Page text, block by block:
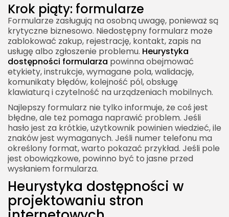
Krok piąty: formularze
Formularze zasługują na osobną uwagę, ponieważ są
krytyczne biznesowo. Niedostępny formularz może
zablokować zakup, rejestrację, kontakt, zapis na
usługę albo zgłoszenie problemu. Heurystyka
dostępności formularza powinna obejmować
etykiety, instrukcje, wymagane pola, walidację,
komunikaty błędów, kolejność pól, obsługę
klawiaturą i czytelność na urządzeniach mobilnych.
Najlepszy formularz nie tylko informuje, że coś jest
błędne, ale też pomaga naprawić problem. Jeśli
hasło jest za krótkie, użytkownik powinien wiedzieć, ile
znaków jest wymaganych. Jeśli numer telefonu ma
określony format, warto pokazać przykład. Jeśli pole
jest obowiązkowe, powinno być to jasne przed
wysłaniem formularza.
Heurystyka dostępności w
projektowaniu stron